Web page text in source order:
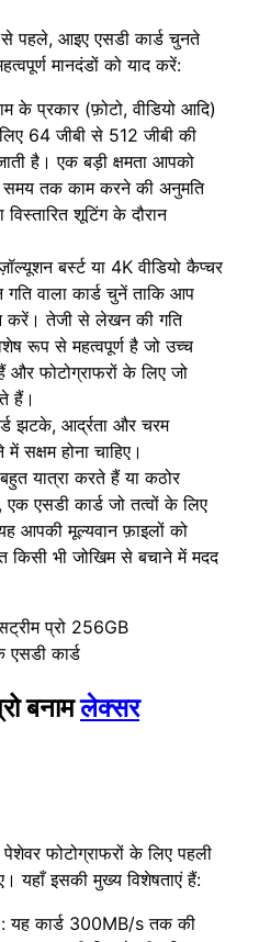
से पहले, आइए एसडी कार्ड चुनते
मानदंडों को याद करें:
प्रकार (फ़ोटो, वीडियो आदि)
64 जीबी से 512 जीबी की
है। एक बड़ी क्षमता आपको
समय तक काम करने की अनुमति
शूटिंग के दौरान
बर्स्ट या 4K वीडियो कैप्चर
वाला कार्ड चुनें ताकि आप
करें। तेजी से लेखन की गति
रूप से महत्वपूर्ण है जो उच्च
और फोटोग्राफरों के लिए जो
हैं।
झटके, आर्द्रता और चरम
सक्षम होना चाहिए।
यात्रा करते हैं या कठोर
एसडी कार्ड जो तत्वों के लिए
आपकी मूल्यवान फ़ाइलों को
किसी भी जोखिम से बचाने में मदद
कार्ड
बनामलेक्सर
फोटोग्राफरों के लिए पहली
यहाँ इसकी मुख्य विशेषताएं हैं:
यह कार्ड 300MB/s तक की